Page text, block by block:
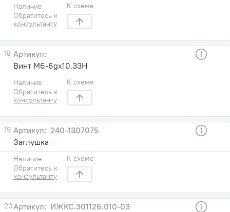
Наличие
Обратитесь к
консультанту
К схеме
18
Винт М6-6gх10.33Н
Наличие
Обратитесь к
консультанту
К схеме
19
240-1307075
Заглушка
Наличие
Обратитесь к
консультанту
К схеме
20
ИЖКС.301126.010-03